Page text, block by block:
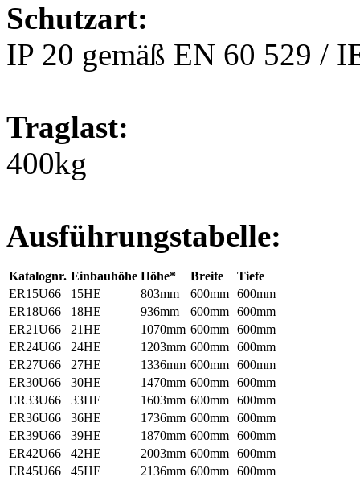
Schutzart:
IP 20 gemäß EN 60 529 /
Traglast:
400kg
Ausführungstabelle:
Katalognr. Einbauhöhe Höhe* Breite
Tiefe
ER15U66
15HE 803mm 600mm 600mm
ER18U66
18HE 936mm 600mm 600mm
ER21U66
21HE 1070mm 600mm 600mm
ER24U66
24HE 1203mm 600mm 600mm
ER27U66
27HE 1336mm 600mm 600mm
ER30U66
30HE 1470mm 600mm 600mm
ER33U66
33HE 1603mm 600mm 600mm
ER36U66
36HE 1736mm 600mm 600mm
ER39U66
39HE 1870mm 600mm 600mm
ER42U66
42HE 2003mm 600mm 600mm
ER45U66
45HE 2136mm 600mm 600mm